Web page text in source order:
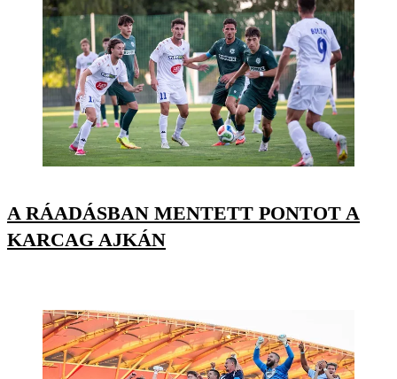
A RÁADÁSBAN MENTETT PONTOT A
KARCAG AJKÁN